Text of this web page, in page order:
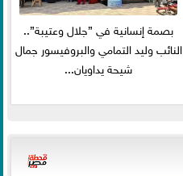
بصمة إنسانية في ”جلال وعتيبة”..
النائب وليد التمامي والبروفيسور جمال
شيحة يداويان...